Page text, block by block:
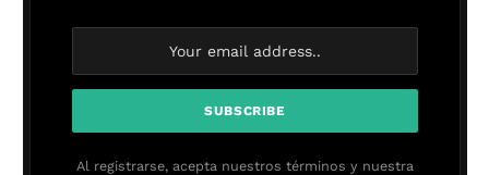
Al registrarse, acepta nuestros términos y nuestra